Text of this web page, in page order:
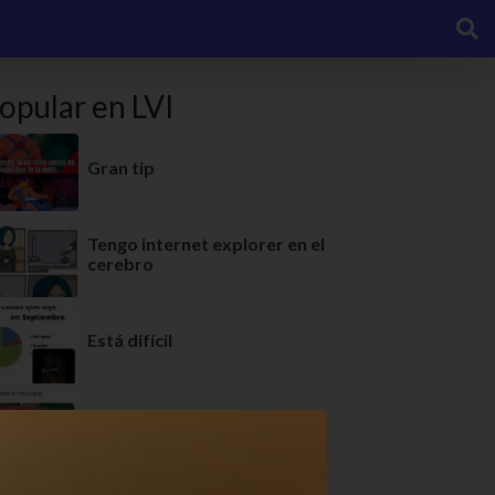
en LVI
Gran tip
Tengo internet explorer en el
cerebro
Está difícil